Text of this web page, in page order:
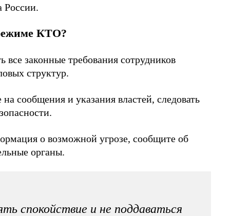
России.
КТО?
все законные требования сотрудников
структур.
сообщения и указания властей, следовать
о возможной угрозе, сообщите об
органы.
спокойствие и не поддаваться